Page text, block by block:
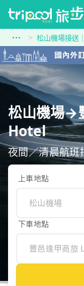
松山機場接送
松山機場→
Hotel
夜間／清晨航班
上車地點
下車地點